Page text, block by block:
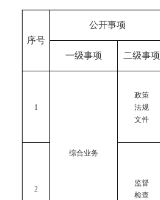
序号
公开事项
一级事项 二级事项
1
综合业务
政策
法规
文件
2
监督
检查